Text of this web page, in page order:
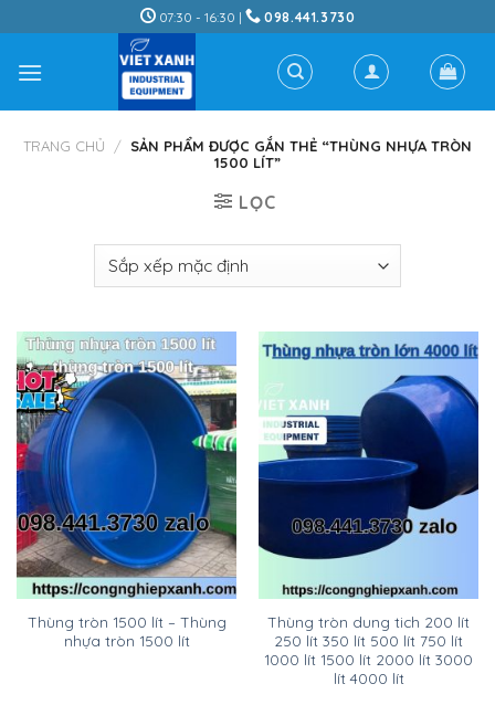
to
content
07:30 - 16:30 | 098.441.3730
TRANG CHỦ / SẢN PHẨM ĐƯỢC GẮN THẺ “THÙNG NHỰA TRÒN
1500 LÍT”
LỌC
Thùng tròn 1500 lít – Thùng
nhựa tròn 1500 lít
Thùng tròn dung tich 200 lít
250 lít 350 lít 500 lít 750 lít
1000 lít 1500 lít 2000 lít 3000
lít 4000 lít